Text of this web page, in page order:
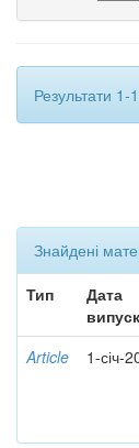
Результати 1-
Знайдені
Тип
Дата
Article 1-січ-